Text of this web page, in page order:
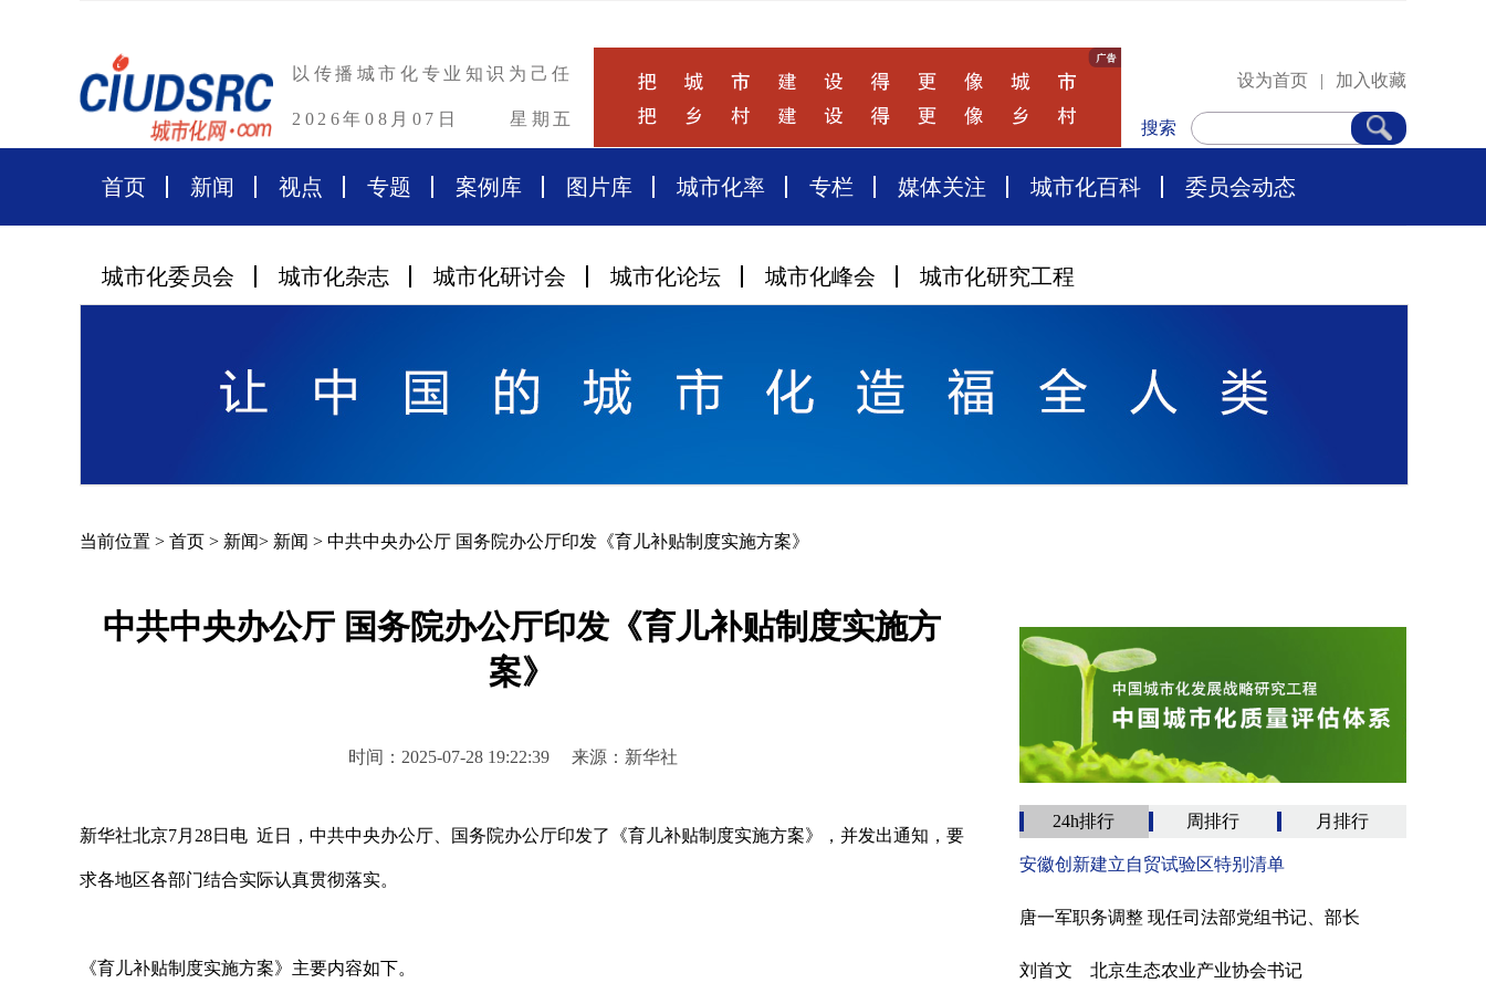
以传播城市化专业知识为己任
2026年08月07日 星期五
设为首页 | 加入收藏
搜索
首页 新闻 视点 专题 案例库 图片库 城市化率 专栏 媒体关注 城市化百科 委员会动态
城市化委员会 城市化杂志 城市化研讨会 城市化论坛 城市化峰会 城市化研究工程
当前位置 > 首页 > 新闻> 新闻 > 中共中央办公厅 国务院办公厅印发《育儿补贴制度实施方案》
中共中央办公厅 国务院办公厅印发《育儿补贴制度实施方
案》
时间：2025-07-28 19:22:39 来源：新华社
新华社北京7月28日电 近日，中共中央办公厅、国务院办公厅印发了《育儿补贴制度实施方案》，并发出通知，要
求各地区各部门结合实际认真贯彻落实。
《育儿补贴制度实施方案》主要内容如下。
24h排行 周排行 月排行
安徽创新建立自贸试验区特别清单
唐一军职务调整 现任司法部党组书记、部长
刘首文 北京生态农业产业协会书记